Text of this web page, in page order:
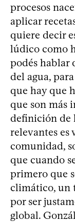
procesos
aplicar
quiere decir
lúdico como
podés hablar
del agua,
que hay que
que son más
definición de
relevantes
comunidad,
que cuando
primero que
climático, un
por ser
global.